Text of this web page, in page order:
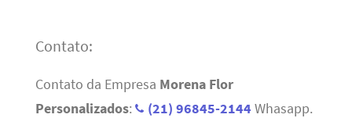
Contato:
Contato da Empresa Morena Flor
Personalizados: (21) 96845-2144 Whasapp.